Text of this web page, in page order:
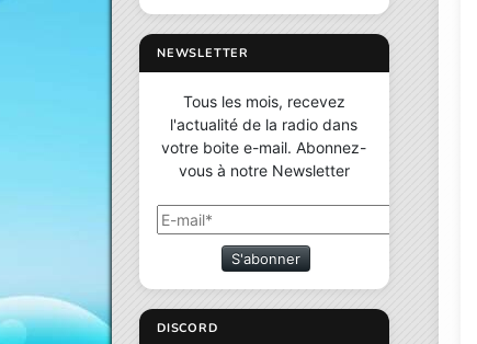
NEWSLETTER
Tous les mois, recevez
l'actualité de la radio dans
votre boite e-mail. Abonnez-
vous à notre Newsletter
S'abonner
DISCORD